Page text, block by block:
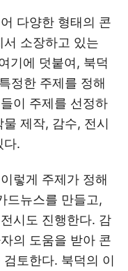
다양한 형태의 콘
소장하고 있는
기에 덧붙여, 북덕
정한 주제를 정해
이 주제를 선정하
제작, 감수, 전시
다.
렇게 주제가 정해
드뉴스를 만들고,
시도 진행한다. 감
의 도움을 받아 콘
토한다. 북덕의 이